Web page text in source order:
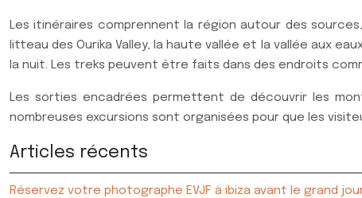
Les itinéraires comprennent la région autour des
litteau des Ourika Valley, la haute vallée et la vallée aux
la nuit. Les treks peuvent être faits dans des endroits
Les sorties encadrées permettent de découvrir les
nombreuses excursions sont organisées pour que les
Articles récents
Réservez votre photographe EVJF à ibiza avant le grand